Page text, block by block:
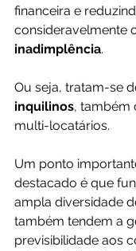
financeira e
consideravelmente
inadimplência.
Ou seja, tratam-se
inquilinos, também
multi-locatários.
Um ponto
destacado é que
ampla diversidade
também tendem a
previsibilidade aos